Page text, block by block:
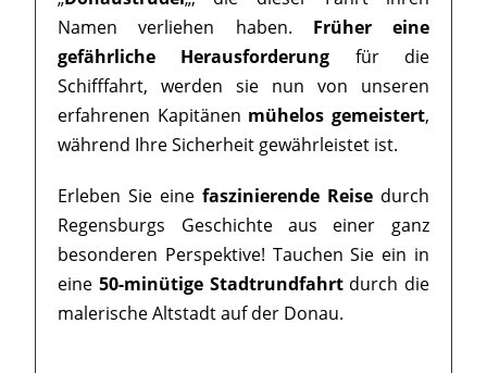
Namen verliehen haben. Früher eine
gefährliche Herausforderung für die
Schifffahrt, werden sie nun von unseren
erfahrenen Kapitänen mühelos gemeistert,
während Ihre Sicherheit gewährleistet ist.
Erleben Sie eine faszinierende Reisedurch
Regensburgs Geschichte aus einer ganz
besonderen Perspektive! Tauchen Sie ein in
eine 50-minütige Stadtrundfahrtdurch die
malerische Altstadt auf der Donau.